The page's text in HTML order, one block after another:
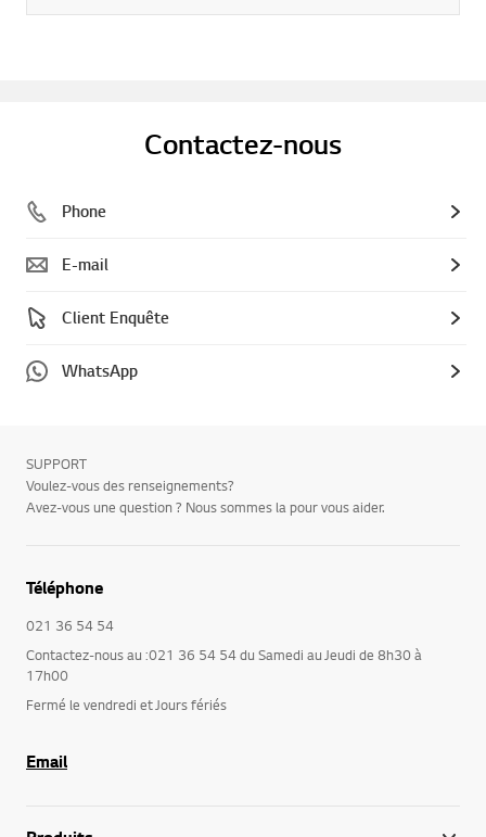
Contactez-nous
Phone
E-mail
Client Enquête
WhatsApp
SUPPORT
Voulez-vous des renseignements?
Avez-vous une question ? Nous sommes la pour vous aider.
Téléphone
021 36 54 54
Contactez-nous au :021 36 54 54 du Samedi au Jeudi de 8h30 à
17h00
Fermé le vendredi et Jours fériés
Email